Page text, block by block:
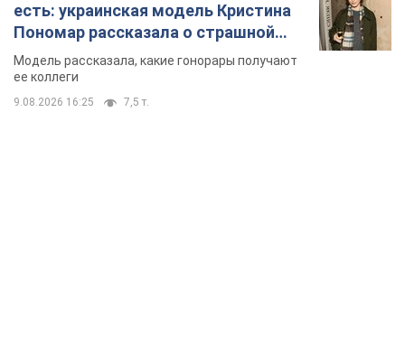
есть: украинская модель Кристина
Пономар рассказала о страшной
стороне модельной карьеры
Модель рассказала, какие гонорары получают
ее коллеги
9.08.2026 16:25 7,5 т.